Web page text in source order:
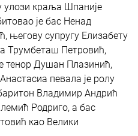
улози краља Шпаније
је бас Ненад
његову супругу Елизабету
Трумбеташ Петровић,
тенор Душан Плазинић,
певала је ролу
Владимир Андрић
Родриго, а бас
као Велики